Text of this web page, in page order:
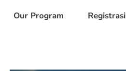
Our Program Registrasi